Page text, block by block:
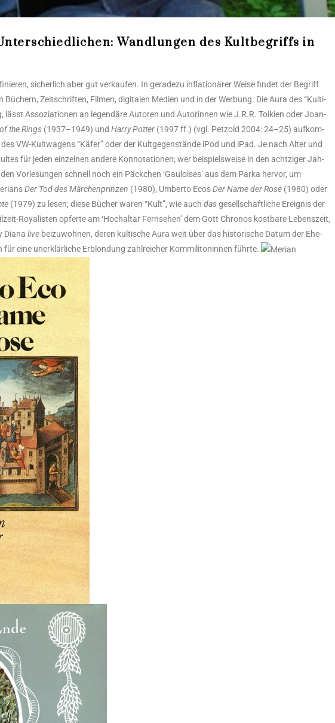
Wandlungen des Kultbegriffs in
sicher­lich aber gut ver­kau­fen. In gera­de­zu infla­tio­nä­rer Wei­se fin­det der Begriff
Büchern, Zeit­schrif­ten, Fil­men, digi­ta­len Medi­en und in der Wer­bung. Die Aura des “Kul­ti­
lässt Asso­zia­tio­nen an legen­dä­re Autoren und Autorin­nen wie J.R.R. Tol­ki­en oder Joan­
the Rings (1937–1949) undHar­ry Pot­ter (1997 ff.) (vgl. Pet­zold 2004: 24–25) auf­kom­
VW-Kult­wa­gens “Käfer” oder der Kult­ge­gen­stän­de iPod und iPad. Je nach Alter und
für jeden ein­zel­nen ande­re Kon­no­ta­tio­nen; wer bei­spiels­wei­se in den acht­zi­ger Jah­
Vor­le­sun­gen schnell noch ein Päck­chen ‘Gau­loi­ses’ aus dem Parka her­vor, um
Der Tod des Mär­chen­prin­zen (1980), Umber­to EcosDer Name der Rose (1980) oder
(1979) zu lesen; die­se Bücher waren “Kult”, wie auchdasgesell­schaft­li­che Ereig­nis der
Roya­lis­ten opfer­te am ‘Hoch­al­tar Fern­se­hen’ dem Gott Chro­nos kost­ba­re Lebens­zeit,
Dia­nalive bei­zu­woh­nen, deren kul­ti­sche Aura weit über das his­to­ri­sche Datum der Ehe­
eine uner­klär­li­che Erblon­dung zahl­rei­cher Kom­mi­li­to­nin­nen führte.